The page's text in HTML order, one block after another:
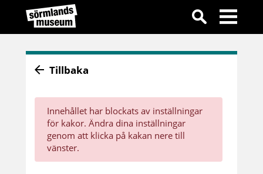
Tillbaka
Innehållet har blockats av inställningar
för kakor. Ändra dina inställningar
genom att klicka på kakan nere till
vänster.